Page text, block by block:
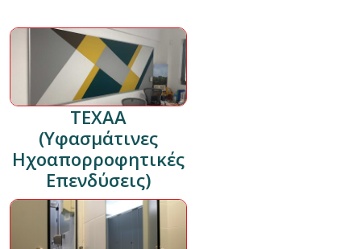
TEXAA
(Υφασμάτινες
Ηχοαπορροφητικές
Επενδύσεις)